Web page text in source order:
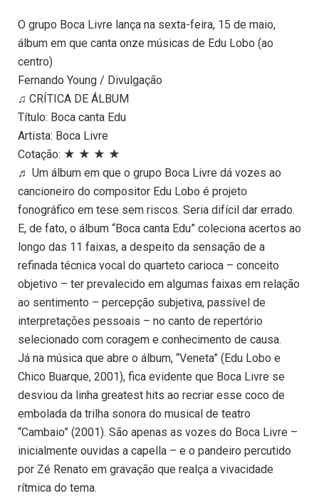
O grupo Boca Livre lança na sexta-feira, 15 de maio,
álbum em que canta onze músicas de Edu Lobo (ao
centro)
Fernando Young / Divulgação
♫ CRÍTICA DE ÁLBUM
Título: Boca canta Edu
Artista: Boca Livre
Cotação: ★ ★ ★ ★
♬ Um álbum em que o grupo Boca Livre dá vozes ao
cancioneiro do compositor Edu Lobo é projeto
fonográfico em tese sem riscos. Seria difícil dar errado.
E, de fato, o álbum “Boca canta Edu” coleciona acertos ao
longo das 11 faixas, a despeito da sensação de a
refinada técnica vocal do quarteto carioca – conceito
objetivo – ter prevalecido em algumas faixas em relação
ao sentimento – percepção subjetiva, passível de
interpretações pessoais – no canto de repertório
selecionado com coragem e conhecimento de causa.
Já na música que abre o álbum, “Veneta” (Edu Lobo e
Chico Buarque, 2001), fica evidente que Boca Livre se
desviou da linha greatest hits ao recriar esse coco de
embolada da trilha sonora do musical de teatro
“Cambaio” (2001). São apenas as vozes do Boca Livre –
inicialmente ouvidas a capella – e o pandeiro percutido
por Zé Renato em gravação que realça a vivacidade
rítmica do tema.